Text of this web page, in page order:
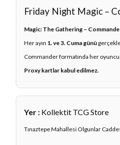
Friday Night Magic –
Magic: The Gathering –
Her ayın 1. ve 3. Cuma günü
Commander formatında her oyuncu,
Proxy kartlar kabul edilmez.
Yer : Kollektit TCG Store
Tınaztepe Mahallesi Olgunlar